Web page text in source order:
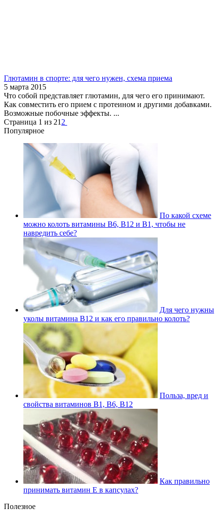
Глютамин в спорте: для чего нужен, схема приема
5 марта 2015
Что собой представляет глютамин, для чего его принимают.
Как совместить его прием с протеином и другими добавками.
Возможные побочные эффекты. ...
Страница 1 из 21 2
Популярное
По какой схеме
можно колоть витамины В6, В12 и В1, чтобы не
навредить себе?
Для чего нужны
уколы витамина В12 и как его правильно колоть?
Польза, вред и
свойства витаминов В1, В6, В12
Как правильно
принимать витамин Е в капсулах?
Полезное